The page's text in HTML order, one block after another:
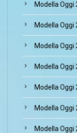
Modella Oggi
Modella Oggi
Modella Oggi
Modella Oggi
Modella Oggi
Modella Oggi
Modella Oggi